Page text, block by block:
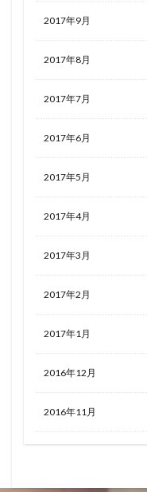
2017年9月
2017年8月
2017年7月
2017年6月
2017年5月
2017年4月
2017年3月
2017年2月
2017年1月
2016年12月
2016年11月